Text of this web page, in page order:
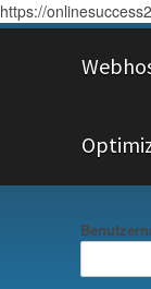
https://